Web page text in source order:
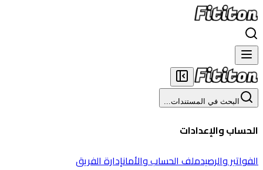
البحث في المستندات...
الحساب والإعدادات
الفواتير والرصيدملف الحساب والأمانإدارة الفريق